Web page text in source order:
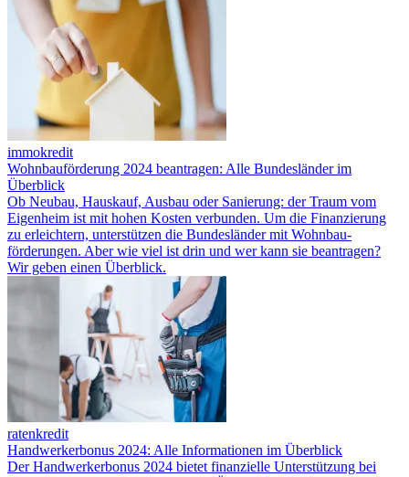
immokredit
Wohnbauförderung 2024 beantragen: Alle Bundesländer im
Überblick
Ob Neubau, Hauskauf, Ausbau oder Sanierung: der Traum vom
Eigenheim ist mit hohen Kosten verbunden. Um die Finanzierung
zu erleichtern, unterstützen die Bundesländer mit Wohnbau­
förderungen. Aber wie viel ist drin und wer kann sie beantragen?
Wir geben einen Überblick.
ratenkredit
Handwerkerbonus 2024: Alle Informationen im Überblick
Der Handwerkerbonus 2024 bietet finanzielle Unterstützung bei